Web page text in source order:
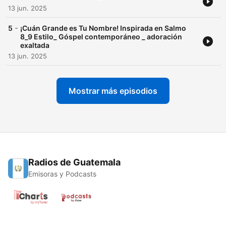
13 jun. 2025
5 - ¡Cuán Grande es Tu Nombre! Inspirada en Salmo
8_9 Estilo_ Góspel contemporáneo _ adoración
exaltada
13 jun. 2025
Mostrar más episodios
Radios de Guatemala
Emisoras y Podcasts